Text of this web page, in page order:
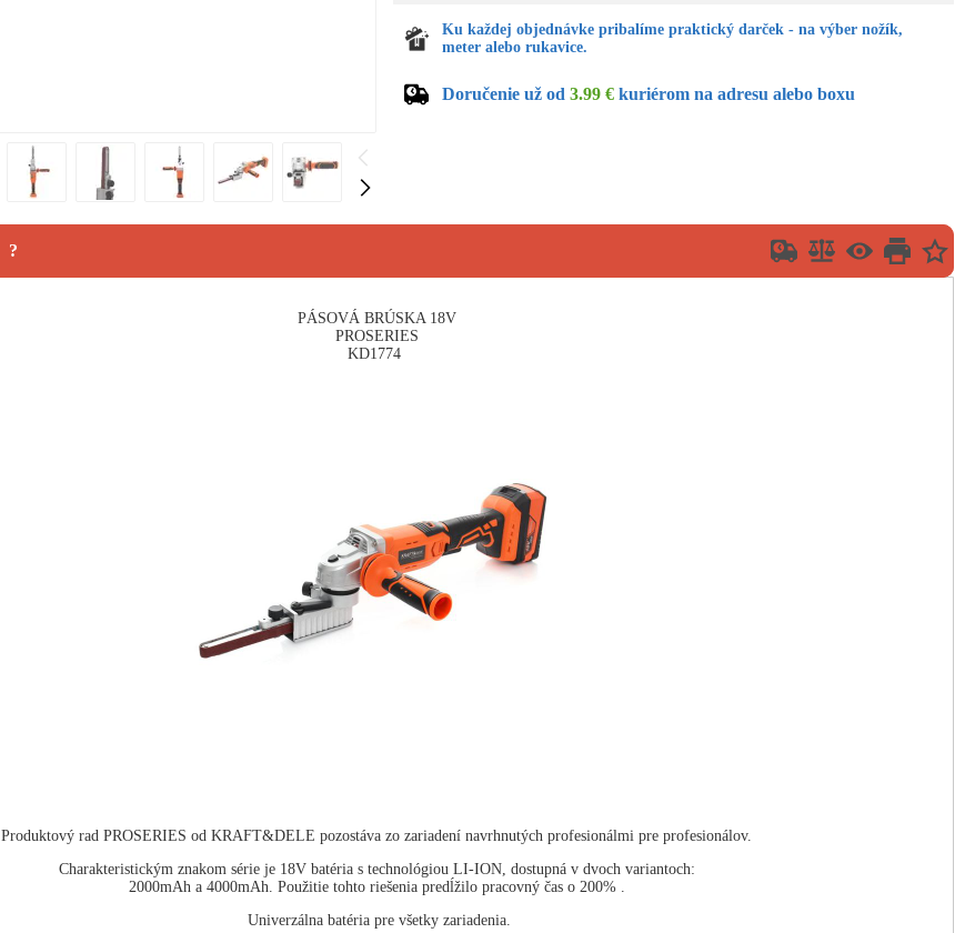
Ku každej objednávke pribalíme praktický darček - na výber nožík,
meter alebo rukavice.
Doručenie už od3.99 € kuriérom na adresu alebo boxu
?
PÁSOVÁ BRÚSKA 18V
PROSERIES
KD1774
Produktový rad PROSERIES od KRAFT&DELE pozostáva zo zariadení navrhnutých profesionálmi pre profesionálov.
Charakteristickým znakom série je 18V batéria s technológiou LI-ION, dostupná v dvoch variantoch:
2000mAh a 4000mAh. Použitie tohto riešenia predĺžilo pracovný čas o 200% .
Univerzálna batéria pre všetky zariadenia.